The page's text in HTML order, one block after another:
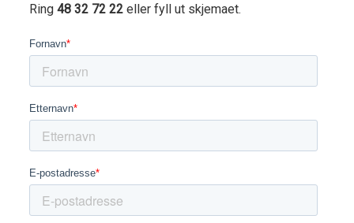
Ring48 32 72 22 eller fyll ut skjemaet.